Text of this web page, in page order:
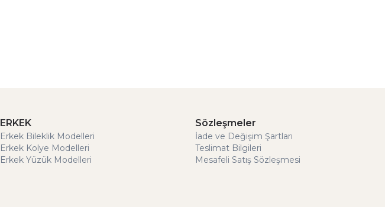
ERKEK
Erkek Bileklik Modelleri
Erkek Kolye Modelleri
Erkek Yüzük Modelleri
Sözleşmeler
İade ve Değişim Şartları
Teslimat Bilgileri
Mesafeli Satış Sözleşmesi